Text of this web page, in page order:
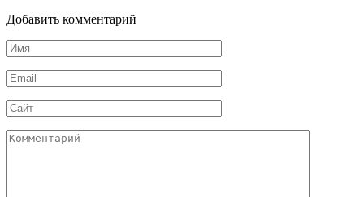
Добавить комментарий
Имя
*
Email
*
Сайт
Комментарий